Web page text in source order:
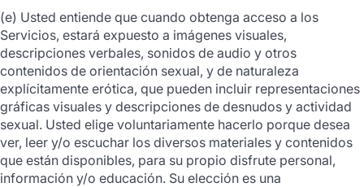
(e) Usted entiende que cuando obtenga acceso a los
Servicios, estará expuesto a imágenes visuales,
descripciones verbales, sonidos de audio y otros
contenidos de orientación sexual, y de naturaleza
explícitamente erótica, que pueden incluir representaciones
gráficas visuales y descripciones de desnudos y actividad
sexual. Usted elige voluntariamente hacerlo porque desea
ver, leer y/o escuchar los diversos materiales y contenidos
que están disponibles, para su propio disfrute personal,
información y/o educación. Su elección es una